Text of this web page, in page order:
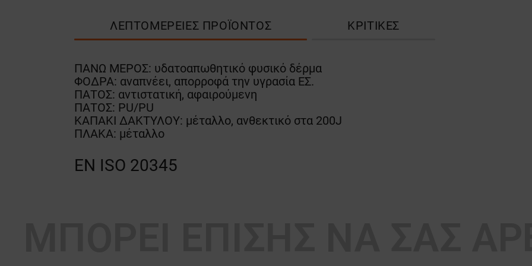
ΛΕΠΤΟΜΈΡΕΙΕΣ ΠΡΟΪΌΝΤΟΣ ΚΡΙΤΙΚΈΣ
ΠΑΝΩ ΜΕΡΟΣ: υδατοαπωθητικό φυσικό δέρμα
ΦΟΔΡΑ: αναπνέει, απορροφά την υγρασία ΕΣ.
ΠΑΤΟΣ: αντιστατική, αφαιρούμενη
ΠΑΤΟΣ: PU/PU
ΚΑΠΑΚΙ ΔΑΚΤΥΛΟΥ: μέταλλο, ανθεκτικό στα 200J
ΠΛΑΚΑ: μέταλλο
EN ISO 20345